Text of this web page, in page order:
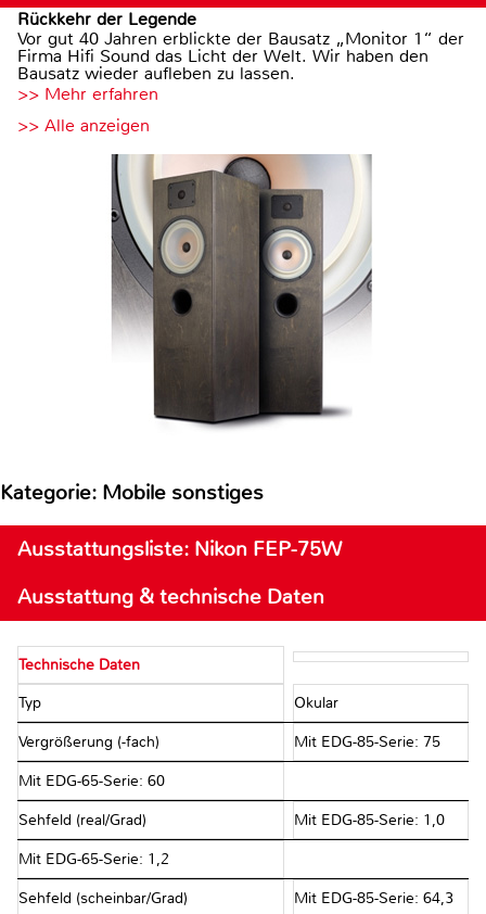
Rückkehr der Legende
Vor gut 40 Jahren erblickte der Bausatz „Monitor 1“ der
Firma Hifi Sound das Licht der Welt. Wir haben den
Bausatz wieder aufleben zu lassen.
>> Mehr erfahren
>> Alle anzeigen
Kategorie: Mobile sonstiges
Ausstattungsliste: Nikon FEP-75W
Ausstattung & technische Daten
Technische Daten
Typ Okular
Vergrößerung (-fach) Mit EDG-85-Serie: 75
Mit EDG-65-Serie: 60
Sehfeld (real/Grad) Mit EDG-85-Serie: 1,0
Mit EDG-65-Serie: 1,2
Sehfeld (scheinbar/Grad) Mit EDG-85-Serie: 64,3